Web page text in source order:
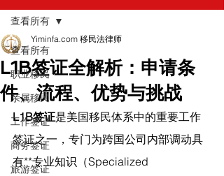
查看所有
职业移民
亲属移民
工作签证
商务签证
旅游签证
查看所有
L1B签证全解析：申请条
件、流程、优势与挑战
Yiminfa.com 移民法律师
L1B签证是美国移民体系中的重要工作
签证之一，专门为跨国公司内部调动具
有**专业知识（Specialized